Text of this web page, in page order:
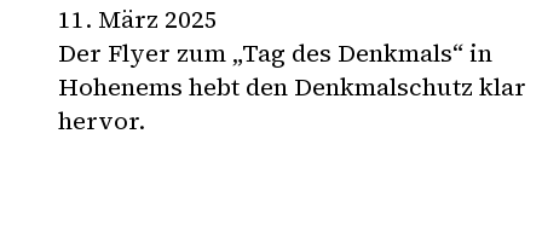
11. März 2025
Der Flyer zum „Tag des Denkmals“ in
Hohenems hebt den Denkmalschutz klar
hervor.